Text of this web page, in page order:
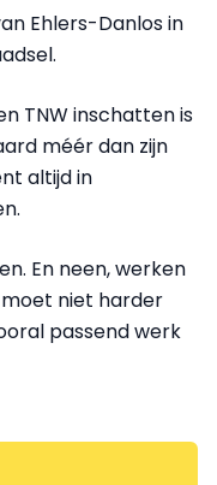
Ehlers-Danlos in
TNW inschatten is
méér dan zijn
altijd in
En neen, werken
moet niet harder
passend werk